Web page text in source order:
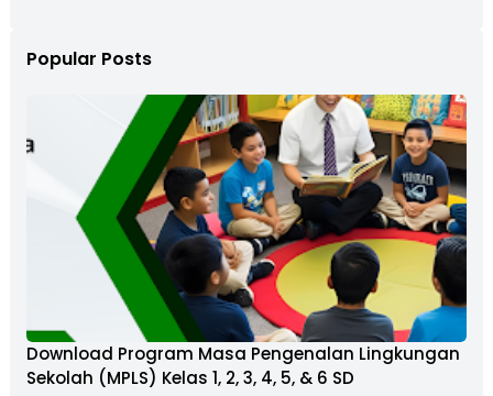
Popular Posts
Download Program Masa Pengenalan Lingkungan
Sekolah (MPLS) Kelas 1, 2, 3, 4, 5, & 6 SD